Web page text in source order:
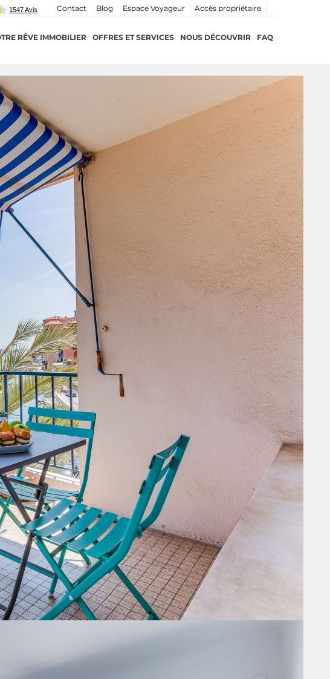
Accès propriétaire
Espace Voyageur
Blog
Contact
RÊVE IMMOBILIER OFFRES ET SERVICES NOUS DÉCOUVRIR FAQ